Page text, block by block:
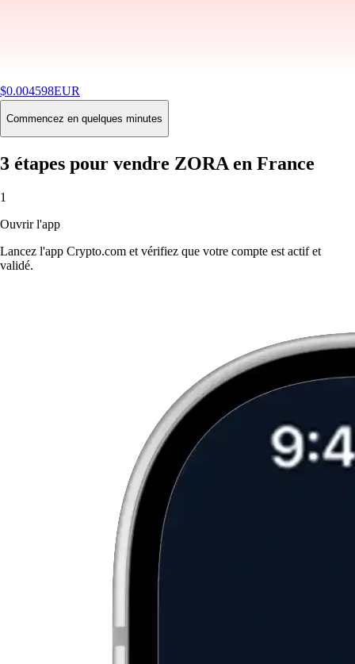
$0.004598EUR
-9.78%24H
Buy
Commencez en quelques minutes
3 étapes pour vendre ZORA en France
1
Ouvrir l'app
Lancez l'app Crypto.com et vérifiez que votre compte est actif et
validé.